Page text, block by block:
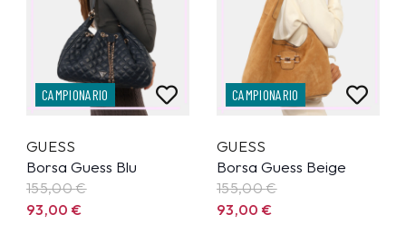
CAMPIONARIO
GUESS
Borsa Guess Blu
155,00€
93,00€
CAMPIONARIO
GUESS
Borsa Guess Beige
155,00€
93,00€